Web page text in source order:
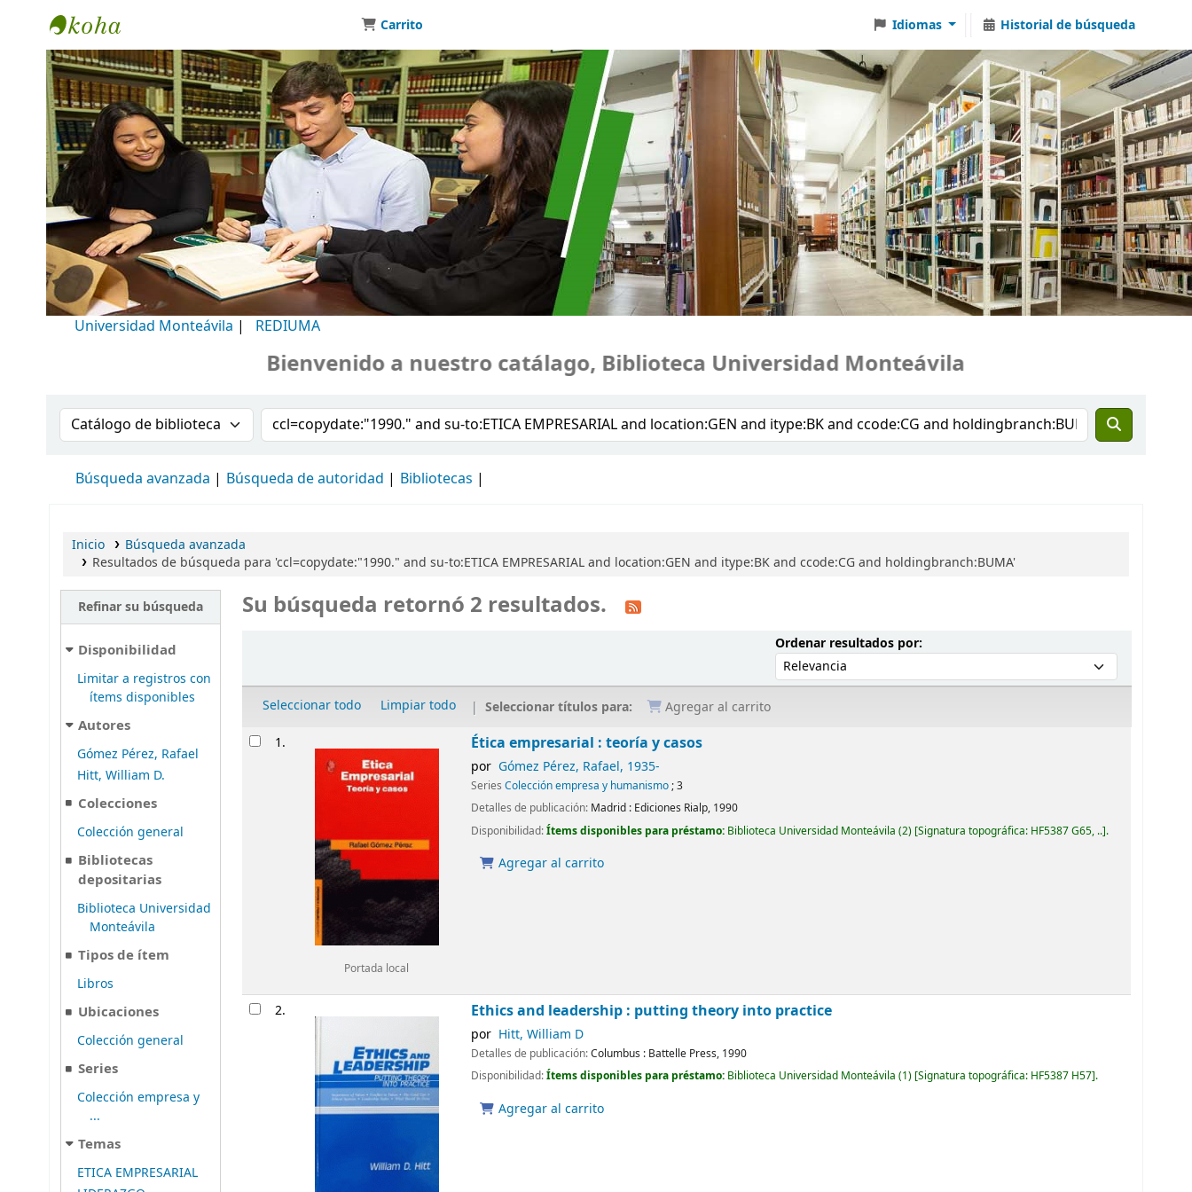
Biblioteca Universidad Monteávila
Carrito Idiomas Historial de búsqueda
Universidad Monteávila | REDIUMA
Bienvenido a nuestro catálago, Biblioteca Universidad Monteávila
Buscar en el catálogo por:Buscar en el catálogo
Búsqueda avanzada Búsqueda de autoridad Bibliotecas
Inicio
Búsqueda avanzada
Resultados de búsqueda para 'ccl=copydate:"1990." and su-to:ETICA EMPRESARIAL and location:GEN and itype:BK and ccode:CG and holdingbranch:BUMA'
Refinar su búsqueda
Disponibilidad
Limitar a registros con
ítems disponibles
Autores
Gómez Pérez, Rafael
Hitt, William D.
Colecciones
Colección general
Bibliotecas
depositarias
Biblioteca Universidad
Monteávila
Tipos de ítem
Libros
Ubicaciones
Colección general
Series
Colección empresa y
...
Temas
ETICA EMPRESARIAL
Su búsqueda retornó 2 resultados.
Ordenar resultados por:Ordenar por:
Seleccionar todo Limpiar todo Seleccionar títulos para: Agregar al carrito
Resultados
1.
Portada local
Ética empresarial : teoría y casos
por Gómez Pérez, Rafael, 1935-
SeriesColección empresa y humanismo; 3
Detalles de publicación: Madrid : Ediciones Rialp, 1990
Disponibilidad:Ítems disponibles para préstamo: Biblioteca Universidad Monteávila (2) Signatura topográfica: HF5387 G65, .. .
Agregar al carrito
2. Ethics and leadership : putting theory into practice
por Hitt, William D
Detalles de publicación:Columbus : Battelle Press, 1990
Disponibilidad:Ítems disponibles para préstamo: Biblioteca Universidad Monteávila (1) Signatura topográfica: HF5387 H57 .
Agregar al carrito